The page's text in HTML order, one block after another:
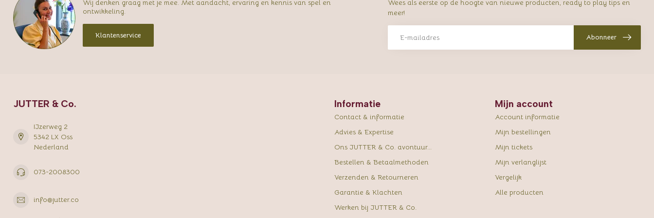
Wij denken graag met je mee. Met aandacht, ervaring en kennis van spel en
ontwikkeling.
Klantenservice
Wees als eerste op de hoogte van nieuwe producten, ready to play tips en
meer!
Abonneer
JUTTER & Co.
IJzerweg 2
5342 LX Oss
Nederland
073-2008300
info@jutter.co
Informatie
Contact & informatie
Advies & Expertise
Ons JUTTER & Co. avontuur...
Bestellen & Betaalmethoden
Verzenden & Retourneren
Garantie & Klachten
Werken bij JUTTER & Co.
Mijn account
Account informatie
Mijn bestellingen
Mijn tickets
Mijn verlanglijst
Vergelijk
Alle producten